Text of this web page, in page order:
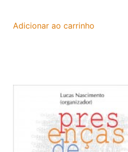
Adicionar ao carrinho